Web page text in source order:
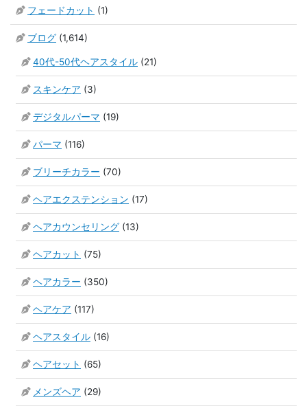
フェードカット (1)
ブログ (1,614)
40代-50代ヘアスタイル (21)
スキンケア (3)
デジタルパーマ (19)
パーマ (116)
ブリーチカラー (70)
ヘアエクステンション (17)
ヘアカウンセリング (13)
ヘアカット (75)
ヘアカラー (350)
ヘアケア (117)
ヘアスタイル (16)
ヘアセット (65)
メンズヘア (29)